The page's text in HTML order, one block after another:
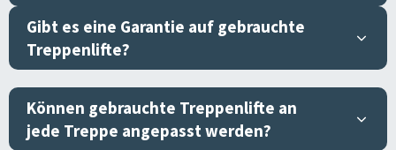
Gibt es eine Garantie auf gebrauchte
Treppenlifte?
Können gebrauchte Treppenlifte an
jede Treppe angepasst werden?